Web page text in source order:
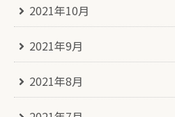
2021年10月
2021年9月
2021年8月